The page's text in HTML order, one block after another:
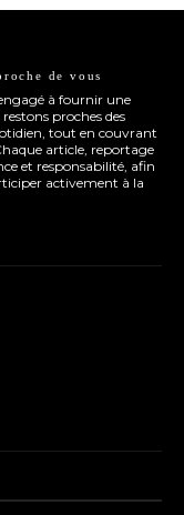
de vous
à fournir une
proches des
tout en couvrant
article, reportage
et responsabilité, afin
activement à la